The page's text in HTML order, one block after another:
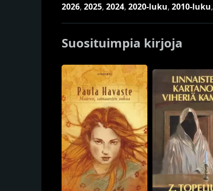
2026, 2025, 2024, 2020-luku, 2010-luku,
Suosituimpia kirjoja